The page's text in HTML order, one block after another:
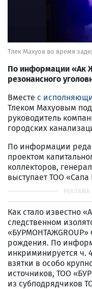
Тлек Махуов во время
По информации «Ак
резонансного
Вместе с
Тлеком Махуовым
руководитель
городских
По информации
проектом
коллекторов,
выступает ТОО
Как стало известно
следственном
«БУРМОНТАЖGROUP»
рождения. По
инкриминируется ч.
взятки в особо
источников, ТОО
из субподрядчиков